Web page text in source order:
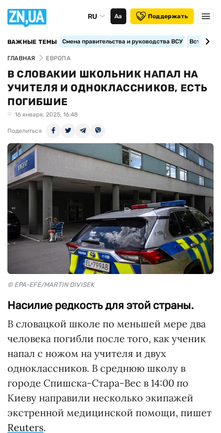
RU Аа Поддержать
ВАЖНЫЕ ТЕМЫ Смена правительства и руководства ВСУ
ГЛАВНАЯ ЕВРОПА
В СЛОВАКИИ ШКОЛЬНИК НАПАЛ НА
УЧИТЕЛЯ И ОДНОКЛАССНИКОВ, ЕСТЬ
ПОГИБШИЕ
16 января, 2025, 16:48
Поделиться
© EPA-EFE/MARTIN DIVISEK
Насилие редкость для этой страны.
В словацкой школе по меньшей мере два
человека погибли после того, как ученик
напал с ножом на учителя и двух
одноклассников. В среднюю школу в
городе Спишска-Стара-Вес в 14:00 по
Киеву направили несколько экипажей
экстренной медицинской помощи, пишет
Reuters.